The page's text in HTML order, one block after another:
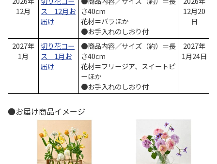
12月
ス 12月お
届け
さ40cm
花材＝バラほか
●お手入れのしおり付
12月20
日
2027年
1月
切り花コー
ス 1月お
届け
●商品内容／サイズ（約）＝長
さ40cm
花材＝フリージア、スイートピ
ーほか
●お手入れのしおり付
2027年
1月24日
●お届け商品イメージ